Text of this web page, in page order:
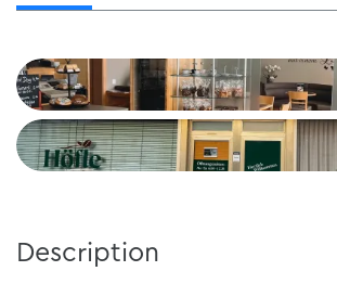
Description